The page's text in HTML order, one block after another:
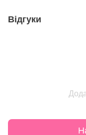
Відгуки